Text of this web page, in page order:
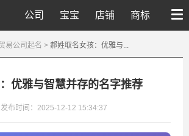
公司 宝宝 店铺 商标
易公司起名 > 郝姓取名女孩：优雅与...
优雅与智慧并存的名字推荐
发布时间：2025-12-12 15:34:37